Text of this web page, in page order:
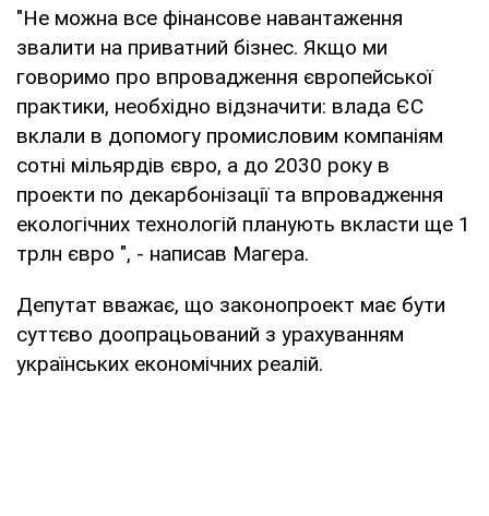
"Не можна все фінансове навантаження
звалити на приватний бізнес. Якщо ми
говоримо про впровадження європейської
практики, необхідно відзначити: влада ЄС
вклали в допомогу промисловим компаніям
сотні мільярдів євро, а до 2030 року в
проекти по декарбонізації та впровадження
екологічних технологій планують вкласти ще 1
трлн євро ", - написав Магера.
Депутат вважає, що законопроект має бути
суттєво доопрацьований з урахуванням
українських економічних реалій.